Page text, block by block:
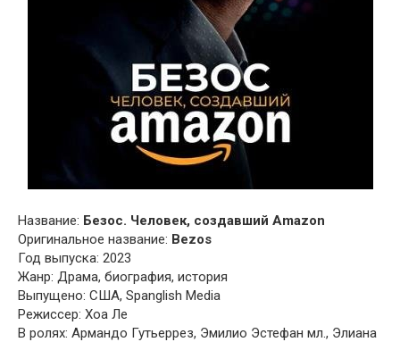
Название: Безос. Человек, создавший Amazon
Оригинальное название: Bezos
Год выпуска: 2023
Жанр: Драма, биография, история
Выпущено: США, Spanglish Media
Режиссер: Хоа Ле
В ролях: Армандо Гутьеррез, Эмилио Эстефан мл., Элиана